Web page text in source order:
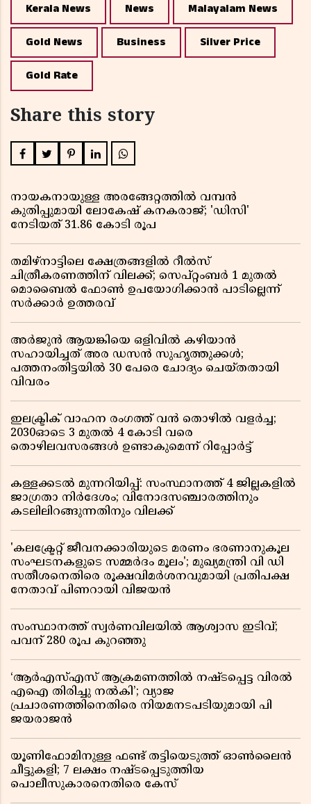
Kerala News News Malayalam News
Gold News Business Silver Price
Gold Rate
Share this story
നായകനായുള്ള അരങ്ങേറ്റത്തിൽ വമ്പൻ
കുതിപ്പുമായി ലോകേഷ് കനകരാജ്; 'ഡിസി'
നേടിയത് 31.86 കോടി രൂപ
തമിഴ്‌നാട്ടിലെ ക്ഷേത്രങ്ങളിൽ റീൽസ്
ചിത്രീകരണത്തിന് വിലക്ക്; സെപ്റ്റംബർ 1 മുതൽ
മൊബൈൽ ഫോൺ ഉപയോഗിക്കാൻ പാടില്ലെന്ന്
സർക്കാർ ഉത്തരവ്
അർജുൻ ആയങ്കിയെ ഒളിവിൽ കഴിയാൻ
സഹായിച്ചത് അര ഡസൻ സുഹൃത്തുക്കൾ;
പത്തനംതിട്ടയിൽ 30 പേരെ ചോദ്യം ചെയ്തതായി
വിവരം ​​​​​​​
ഇലക്ട്രിക് വാഹന രംഗത്ത് വൻ തൊഴിൽ വളർച്ച;
2030ഓടെ 3 മുതൽ 4 കോടി വരെ
തൊഴിലവസരങ്ങൾ ഉണ്ടാകുമെന്ന് റിപ്പോർട്ട്
കള്ളക്കടൽ മുന്നറിയിപ്പ്: സംസ്ഥാനത്ത് 4 ജില്ലകളിൽ
ജാഗ്രതാ നിർദേശം; വിനോദസഞ്ചാരത്തിനും
കടലിലിറങ്ങുന്നതിനും വിലക്ക്
'കലക്ട്രേറ്റ് ജീവനക്കാരിയുടെ മരണം ഭരണാനുകൂല
സംഘടനകളുടെ സമ്മർദം മൂലം'; മുഖ്യമന്ത്രി വി ഡി
സതീശനെതിരെ രൂക്ഷവിമർശനവുമായി പ്രതിപക്ഷ
നേതാവ് പിണറായി വിജയൻ
സംസ്ഥാനത്ത് സ്വര്‍ണവിലയില്‍ ആശ്വാസ ഇടിവ്;
പവന് 280 രൂപ കുറഞ്ഞു
‘ആർഎസ്എസ് ആക്രമണത്തിൽ നഷ്ടപ്പെട്ട വിരൽ
എഐ തിരിച്ചു നൽകി’; വ്യാജ
പ്രചാരണത്തിനെതിരെ നിയമനടപടിയുമായി പി
ജയരാജൻ
യൂണിഫോമിനുള്ള ഫണ്ട് തട്ടിയെടുത്ത് ഓൺലൈൻ
ചീട്ടുകളി; 7 ലക്ഷം നഷ്ടപ്പെടുത്തിയ
പൊലീസുകാരനെതിരെ കേസ്